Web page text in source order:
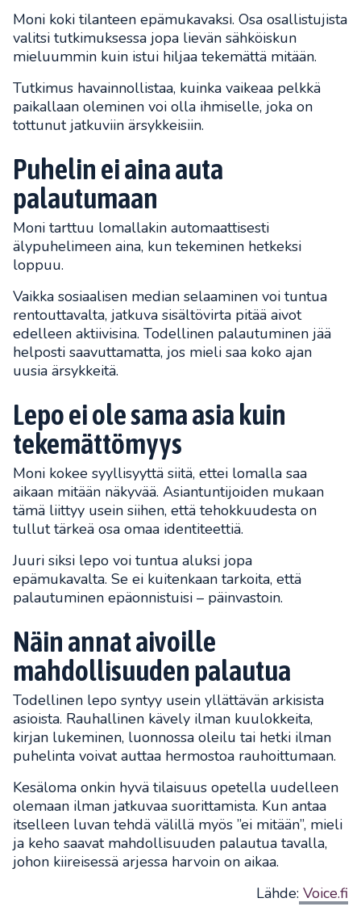
Moni koki tilanteen epämukavaksi. Osa osallistujista
valitsi tutkimuksessa jopa lievän sähköiskun
mieluummin kuin istui hiljaa tekemättä mitään.
Tutkimus havainnollistaa, kuinka vaikeaa pelkkä
paikallaan oleminen voi olla ihmiselle, joka on
tottunut jatkuviin ärsykkeisiin.
Puhelin ei aina auta
palautumaan
Moni tarttuu lomallakin automaattisesti
älypuhelimeen aina, kun tekeminen hetkeksi
loppuu.
Vaikka sosiaalisen median selaaminen voi tuntua
rentouttavalta, jatkuva sisältövirta pitää aivot
edelleen aktiivisina. Todellinen palautuminen jää
helposti saavuttamatta, jos mieli saa koko ajan
uusia ärsykkeitä.
Lepo ei ole sama asia kuin
tekemättömyys
Moni kokee syyllisyyttä siitä, ettei lomalla saa
aikaan mitään näkyvää. Asiantuntijoiden mukaan
tämä liittyy usein siihen, että tehokkuudesta on
tullut tärkeä osa omaa identiteettiä.
Juuri siksi lepo voi tuntua aluksi jopa
epämukavalta. Se ei kuitenkaan tarkoita, että
palautuminen epäonnistuisi – päinvastoin.
Näin annat aivoille
mahdollisuuden palautua
Todellinen lepo syntyy usein yllättävän arkisista
asioista. Rauhallinen kävely ilman kuulokkeita,
kirjan lukeminen, luonnossa oleilu tai hetki ilman
puhelinta voivat auttaa hermostoa rauhoittumaan.
Kesäloma onkin hyvä tilaisuus opetella uudelleen
olemaan ilman jatkuvaa suorittamista. Kun antaa
itselleen luvan tehdä välillä myös ”ei mitään”, mieli
ja keho saavat mahdollisuuden palautua tavalla,
johon kiireisessä arjessa harvoin on aikaa.
Lähde: Voice.fi